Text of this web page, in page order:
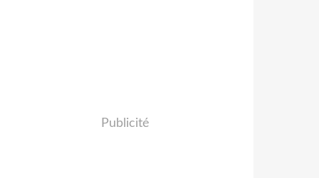
Publicité